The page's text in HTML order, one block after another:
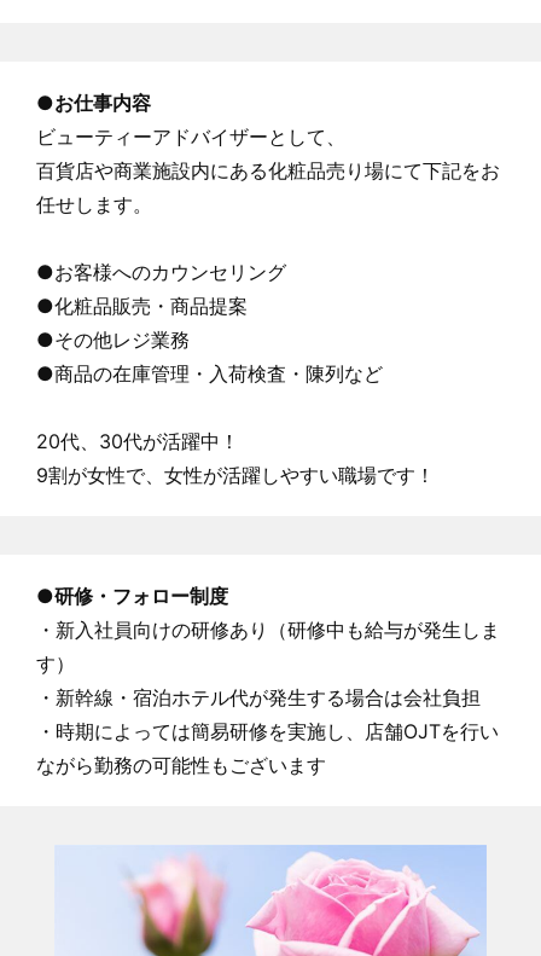
●お仕事内容
ビューティーアドバイザーとして、
百貨店や商業施設内にある化粧品売り場にて下記をお
任せします。
●お客様へのカウンセリング
●化粧品販売・商品提案
●その他レジ業務
●商品の在庫管理・入荷検査・陳列など
20代、30代が活躍中！
9割が女性で、女性が活躍しやすい職場です！
●研修・フォロー制度
・新入社員向けの研修あり（研修中も給与が発生しま
す）
・新幹線・宿泊ホテル代が発生する場合は会社負担
・時期によっては簡易研修を実施し、店舗OJTを行い
ながら勤務の可能性もございます